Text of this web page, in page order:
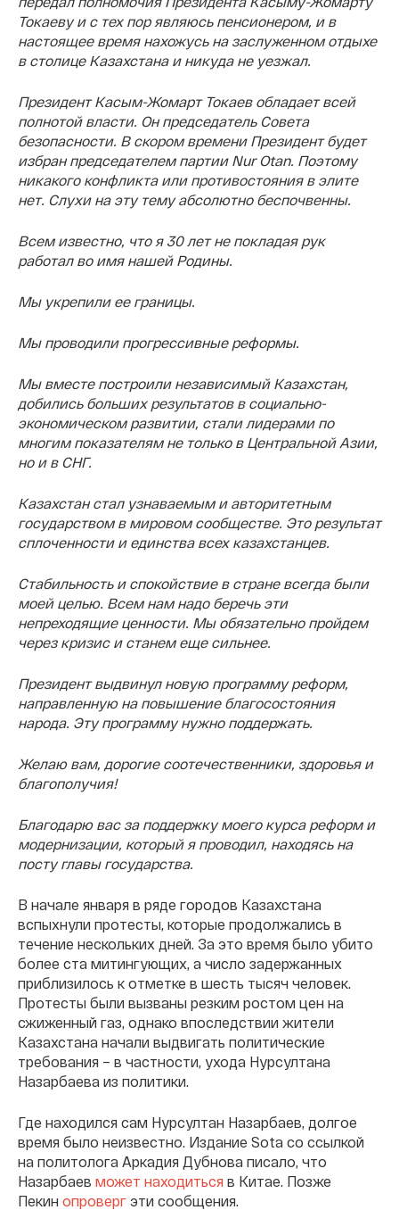
Токаеву и с тех пор являюсь пенсионером, и в
настоящее время нахожусь на заслуженном отдыхе
в столице Казахстана и никуда не уезжал.
Президент Касым-Жомарт Токаев обладает всей
полнотой власти. Он председатель Совета
безопасности. В скором времени Президент будет
избран председателем партии Nur Otan. Поэтому
никакого конфликта или противостояния в элите
нет. Слухи на эту тему абсолютно беспочвенны.
Всем известно, что я 30 лет не покладая рук
работал во имя нашей Родины.
Мы укрепили ее границы.
Мы проводили прогрессивные реформы.
Мы вместе построили независимый Казахстан,
добились больших результатов в социально-
экономическом развитии, стали лидерами по
многим показателям не только в Центральной Азии,
но и в СНГ.
Казахстан стал узнаваемым и авторитетным
государством в мировом сообществе. Это результат
сплоченности и единства всех казахстанцев.
Стабильность и спокойствие в стране всегда были
моей целью. Всем нам надо беречь эти
непреходящие ценности. Мы обязательно пройдем
через кризис и станем еще сильнее.
Президент выдвинул новую программу реформ,
направленную на повышение благосостояния
народа. Эту программу нужно поддержать.
Желаю вам, дорогие соотечественники, здоровья и
благополучия!
Благодарю вас за поддержку моего курса реформ и
модернизации, который я проводил, находясь на
посту главы государства.
В начале января в ряде городов Казахстана
вспыхнули протесты, которые продолжались в
течение нескольких дней. За это время было убито
более ста митингующих, а число задержанных
приблизилось к отметке в шесть тысяч человек.
Протесты были вызваны резким ростом цен на
сжиженный газ, однако впоследствии жители
Казахстана начали выдвигать политические
требования – в частности, ухода Нурсултана
Назарбаева из политики.
Где находился сам Нурсултан Назарбаев, долгое
время было неизвестно. Издание Sota со ссылкой
на политолога Аркадия Дубнова писало, что
Назарбаев может находиться в Китае. Позже
Пекин опроверг эти сообщения.